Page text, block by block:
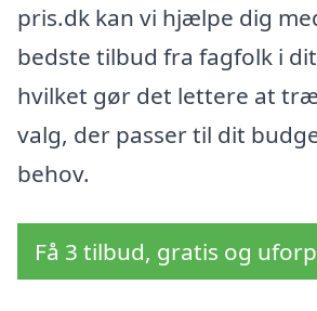
pris.dk kan vi hjælpe dig
bedste tilbud fra fagfolk i
hvilket gør det lettere at
valg, der passer til dit
behov.
Få 3 tilbud, gratis og